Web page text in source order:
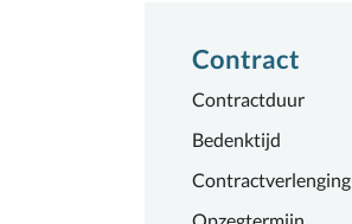
Contract
Contractduur
Bedenktijd
Contractverlenging